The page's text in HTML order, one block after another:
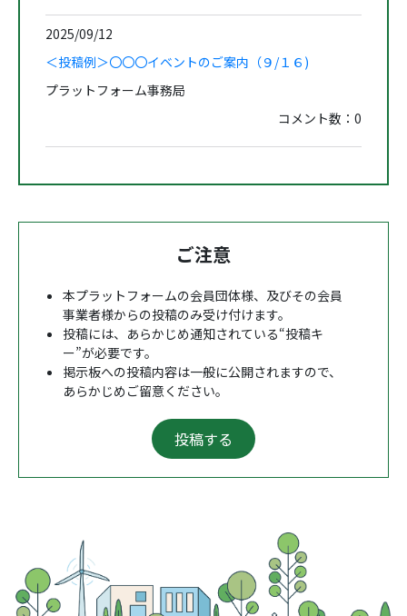
2025/09/12
＜投稿例＞〇〇〇イベントのご案内（９/１６)
プラットフォーム事務局
コメント数： 0
ご注意
本プラットフォームの会員団体様、及びその会員
事業者様からの投稿のみ受け付けます。
投稿には、あらかじめ通知されている“投稿キ
ー”が必要です。
掲示板への投稿内容は一般に公開されますので、
あらかじめご留意ください。
投稿する